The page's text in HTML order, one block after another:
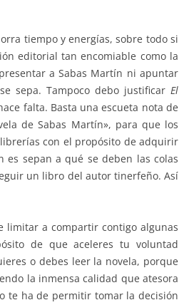
tiempo y energías, sobre todo si
editorial tan encomiable como la
a Sabas Martín ni apuntar
sepa. Tampoco debo justificar El
falta. Basta una escueta nota de
de Sabas Martín», para que los
con el propósito de adquirir
sepan a qué se deben las colas
un libro del autor tinerfeño. Así
limitar a compartir contigo algunas
de que aceleres tu voluntad
o debes leer la novela, porque
la inmensa calidad que atesora
te ha de permitir tomar la decisión